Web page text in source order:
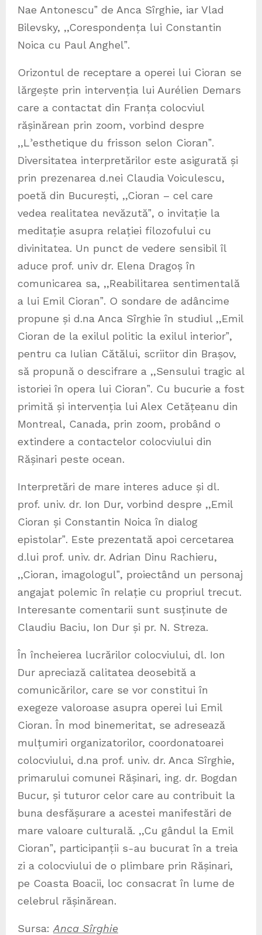
Nae Antonescuˮ de Anca Sîrghie, iar Vlad
Bilevsky, ,,Corespondența lui Constantin
Noica cu Paul Anghelˮ.
Orizontul de receptare a operei lui Cioran se
lărgește prin intervenția lui Aurélien Demars
care a contactat din Franța colocviul
rășinărean prin zoom, vorbind despre
,,Lʾesthetique du frisson selon Cioranˮ.
Diversitatea interpretărilor este asigurată și
prin prezenarea d.nei Claudia Voiculescu,
poetă din București, ,,Cioran – cel care
vedea realitatea nevăzutăˮ, o invitație la
meditație asupra relației filozofului cu
divinitatea. Un punct de vedere sensibil îl
aduce prof. univ dr. Elena Dragoș în
comunicarea sa, ,,Reabilitarea sentimentală
a lui Emil Cioranˮ. O sondare de adâncime
propune și d.na Anca Sîrghie în studiul ,,Emil
Cioran de la exilul politic la exilul interiorˮ,
pentru ca Iulian Cătălui, scriitor din Brașov,
să propună o descifrare a ,,Sensului tragic al
istoriei în opera lui Cioranˮ. Cu bucurie a fost
primită și intervenția lui Alex Cetățeanu din
Montreal, Canada, prin zoom, probând o
extindere a contactelor colocviului din
Rășinari peste ocean.
Interpretări de mare interes aduce și dl.
prof. univ. dr. Ion Dur, vorbind despre ,,Emil
Cioran și Constantin Noica în dialog
epistolarˮ. Este prezentată apoi cercetarea
d.lui prof. univ. dr. Adrian Dinu Rachieru,
,,Cioran, imagologulˮ, proiectând un personaj
angajat polemic în relație cu propriul trecut.
Interesante comentarii sunt susținute de
Claudiu Baciu, Ion Dur și pr. N. Streza.
În încheierea lucrărilor colocviului, dl. Ion
Dur apreciază calitatea deosebită a
comunicărilor, care se vor constitui în
exegeze valoroase asupra operei lui Emil
Cioran. În mod binemeritat, se adresează
mulțumiri organizatorilor, coordonatoarei
colocviului, d.na prof. univ. dr. Anca Sîrghie,
primarului comunei Rășinari, ing. dr. Bogdan
Bucur, și tuturor celor care au contribuit la
buna desfășurare a acestei manifestări de
mare valoare culturală. ,,Cu gândul la Emil
Cioranˮ, participanții s-au bucurat în a treia
zi a colocviului de o plimbare prin Rășinari,
pe Coasta Boacii, loc consacrat în lume de
celebrul rășinărean.
Sursa: Anca Sîrghie